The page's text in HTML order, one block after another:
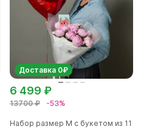
Доставка 0₽
13700 ₽ -53%
6 499 ₽
Набор размер М с букетом из 11